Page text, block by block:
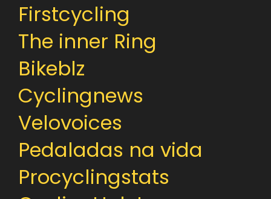
Firstcycling
The inner Ring
Bikeblz
Cyclingnews
Velovoices
Pedaladas na vida
Procyclingstats